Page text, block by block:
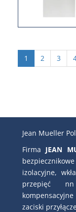
1 2 3
Jean Mueller
Firma JEAN
izolacyjne,
przepięć
zaciski